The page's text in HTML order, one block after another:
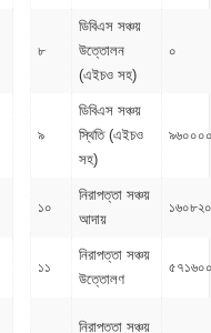
৮
ডিবিএস সঞ্চয়
উত্তোলন
(এইচও সহ)
০
৯
ডিবিএস সঞ্চয়
স্থিতি (এইচও
সহ)
১০
নিরাপত্তা সঞ্চয়
আদায়
১১
নিরাপত্তা সঞ্চয়
উত্তোলণ
নিরাপত্তা সঞ্চয়